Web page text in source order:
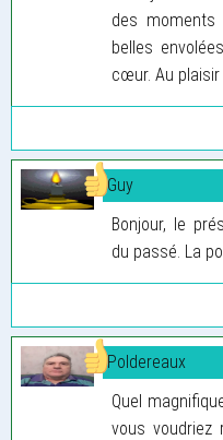
des
belles
cœur. Au
Guy
Bonjour, le
du passé. La
Poldereaux
Quel
vous voudriez